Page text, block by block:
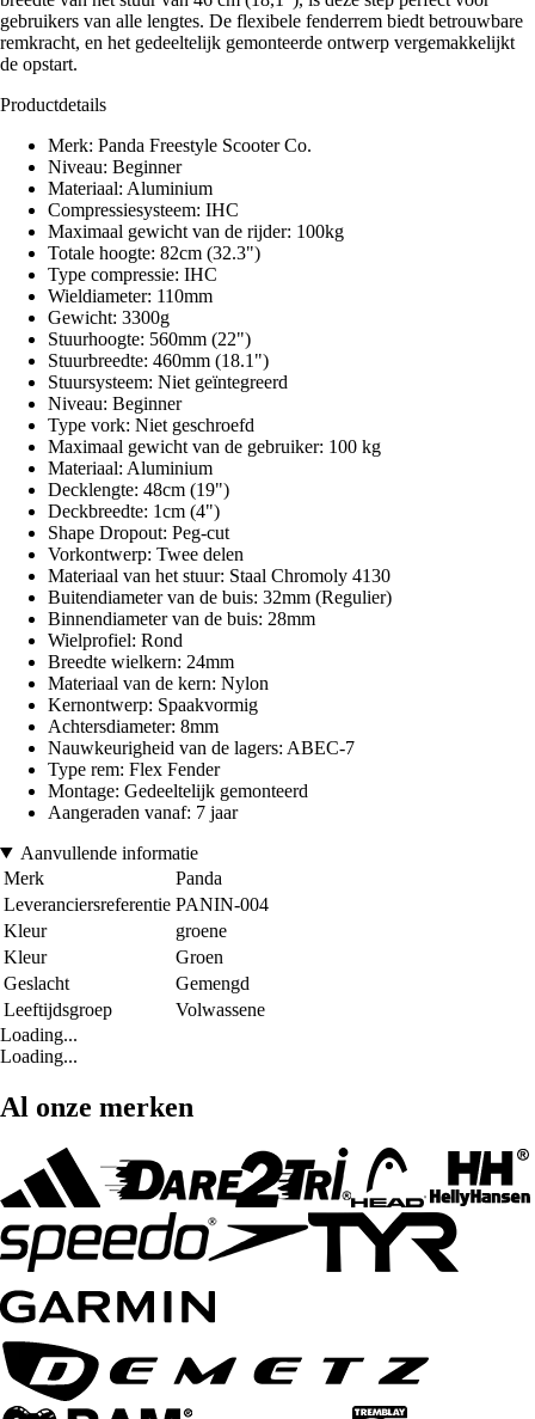
gebruikers van alle lengtes. De flexibele fenderrem biedt betrouwbare
remkracht, en het gedeeltelijk gemonteerde ontwerp vergemakkelijkt
de opstart.
Productdetails
Merk: Panda Freestyle Scooter Co.
Niveau: Beginner
Materiaal: Aluminium
Compressiesysteem: IHC
Maximaal gewicht van de rijder: 100kg
Totale hoogte: 82cm (32.3")
Type compressie: IHC
Wieldiameter: 110mm
Gewicht: 3300g
Stuurhoogte: 560mm (22")
Stuurbreedte: 460mm (18.1")
Stuursysteem: Niet geïntegreerd
Niveau: Beginner
Type vork: Niet geschroefd
Maximaal gewicht van de gebruiker: 100 kg
Materiaal: Aluminium
Decklengte: 48cm (19")
Deckbreedte: 1cm (4")
Shape Dropout: Peg-cut
Vorkontwerp: Twee delen
Materiaal van het stuur: Staal Chromoly 4130
Buitendiameter van de buis: 32mm (Regulier)
Binnendiameter van de buis: 28mm
Wielprofiel: Rond
Breedte wielkern: 24mm
Materiaal van de kern: Nylon
Kernontwerp: Spaakvormig
Achtersdiameter: 8mm
Nauwkeurigheid van de lagers: ABEC-7
Type rem: Flex Fender
Montage: Gedeeltelijk gemonteerd
Aangeraden vanaf: 7 jaar
Aanvullende informatie
Merk
Panda
Leveranciersreferentie PANIN-004
Kleur
groene
Kleur
Groen
Geslacht
Gemengd
Leeftijdsgroep
Volwassene
Loading...
Loading...
Al onze merken